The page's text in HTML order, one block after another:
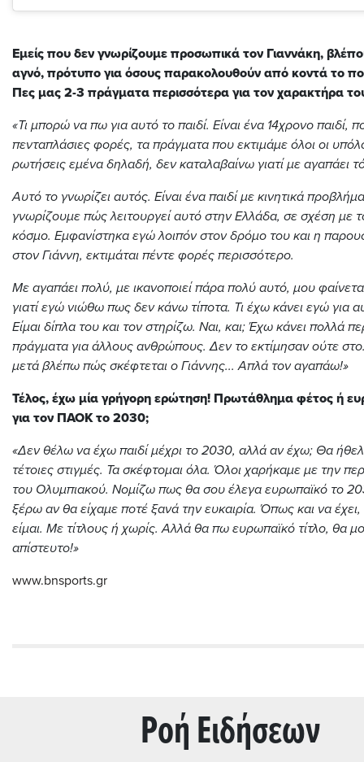
Εμείς που δεν γνωρίζουμε προσωπικά τον Γιαννάκη,
αγνό, πρότυπο για όσους παρακολουθούν από κοντά το
Πες μας 2-3 πράγματα περισσότερα για τον χαρακτήρα
«Τι μπορώ να πω για αυτό το παιδί. Είναι ένα 14χρονο παιδί,
πενταπλάσιες φορές, τα πράγματα που εκτιμάμε όλοι οι
ρωτήσεις εμένα δηλαδή, δεν καταλαβαίνω γιατί με αγαπάει
Αυτό το γνωρίζει αυτός. Είναι ένα παιδί με κινητικά
γνωρίζουμε πώς λειτουργεί αυτό στην Ελλάδα, σε σχέση με
κόσμο. Εμφανίστηκα εγώ λοιπόν στον δρόμο του και η
στον Γιάννη, εκτιμάται πέντε φορές περισσότερο.
Με αγαπάει πολύ, με ικανοποιεί πάρα πολύ αυτό, μου
γιατί εγώ νιώθω πως δεν κάνω τίποτα. Τι έχω κάνει εγώ για
Είμαι δίπλα του και τον στηρίζω. Ναι, και; Έχω κάνει πολλά
πράγματα για άλλους ανθρώπους. Δεν το εκτίμησαν ούτε
μετά βλέπω πώς σκέφτεται ο Γιάννης... Απλά τον αγαπάω!»
Τέλος, έχω μία γρήγορη ερώτηση! Πρωτάθλημα φέτος ή
για τον ΠΑΟΚ το 2030;
«Δεν θέλω να έχω παιδί μέχρι το 2030, αλλά αν έχω; Θα
τέτοιες στιγμές. Τα σκέφτομαι όλα. Όλοι χαρήκαμε με την
του Ολυμπιακού. Νομίζω πως θα σου έλεγα ευρωπαϊκό το
ξέρω αν θα είχαμε ποτέ ξανά την ευκαιρία. Όπως και να
είμαι. Με τίτλους ή χωρίς. Αλλά θα πω ευρωπαϊκό τίτλο, θα
απίστευτο!»
www.bnsports.gr
Ρoή Ειδήσεων